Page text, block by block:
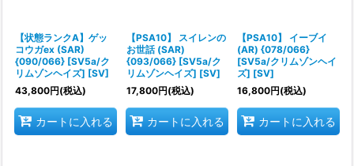
絞り込む
【状態ランクA】ゲッ
コウガex (SAR)
{090/066} [SV5a/ク
リムゾンヘイズ] [SV]
43,800円(税込)
カートに入れる
【PSA10】 スイレンの
お世話 (SAR)
{093/066} [SV5a/ク
リムゾンヘイズ] [SV]
17,800円(税込)
カートに入れる
【PSA10】 イーブイ
(AR) {078/066}
[SV5a/クリムゾンヘイ
ズ] [SV]
16,800円(税込)
カートに入れる